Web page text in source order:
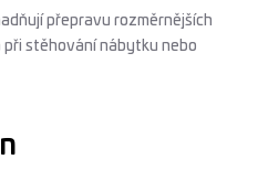
přepravu rozměrnějších
při stěhování nábytku nebo